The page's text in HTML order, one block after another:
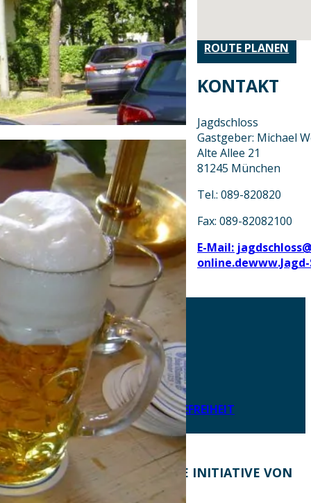
ROUTE PLANEN
KONTAKT
Jagdschloss
Gastgeber: Michael
Alte Allee 21
81245 München
Tel.: 089-820820
Fax: 089-82082100
E-Mail:
online.de
AKTUELLES
DOWNLOADS
DATENSCHUTZ
IMPRESSUM
LEICHTE SPRACHE
ERKLÄRUNG ZUR BARRIEREFREIHEIT
KONTAKT EINE INITIATIVE VON